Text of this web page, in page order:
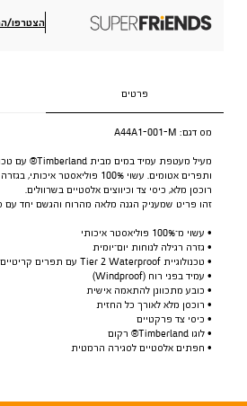
הצטרפו/
פרטים
מס דגם: A44A1-001-M
ותפרים אטומים. עשוי 100%
רוכסן מלא, כיסי צד וכיווצים אלסטיים בשרוולים.
זהו פריט שמעניק הגנה מלאה מהרוח והגשם יחד עם
• עשוי מ־100% פוליאסטר איכותי
• גזרה רגילה לנוחות יום־יומית
• טכנולוגיית Tier 2 Waterproof עם תפרים קריטיים אטומים למים
• עמיד בפני רוח (Windproof)
• כובע מתכוונן להתאמה אישית
• רוכסן מלא לאורך כל החזית
• כיסי צד פרקטיים
• לוגו Timberland® רקום
• חפתים אלסטיים לסגירה הרמטית